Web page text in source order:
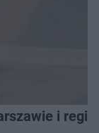
i